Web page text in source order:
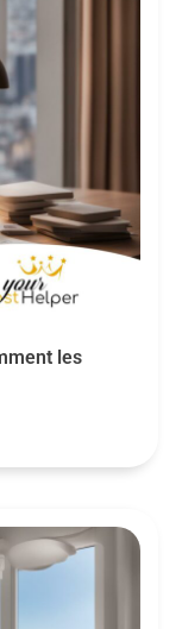
les